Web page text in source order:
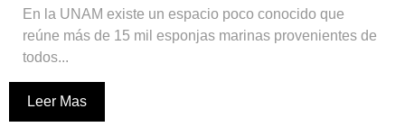
En la UNAM existe un espacio poco conocido que
reúne más de 15 mil esponjas marinas provenientes de
todos...
Leer Mas